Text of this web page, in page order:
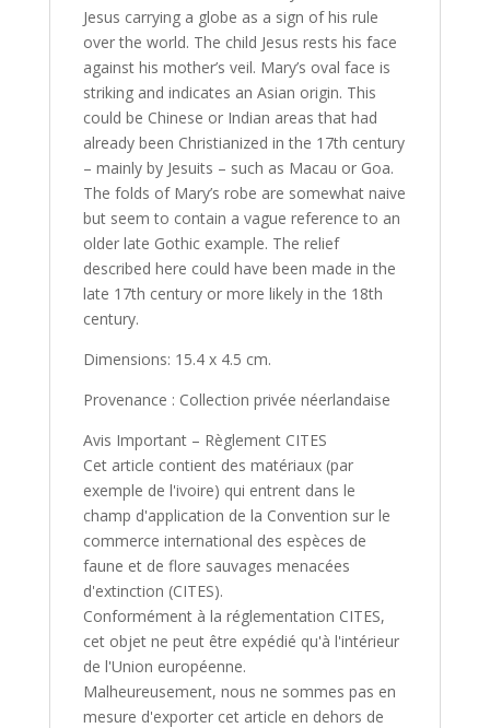
Jesus carrying a globe as a sign of his rule
over the world. The child Jesus rests his face
against his mother’s veil. Mary’s oval face is
striking and indicates an Asian origin. This
could be Chinese or Indian areas that had
already been Christianized in the 17th century
– mainly by Jesuits – such as Macau or Goa.
The folds of Mary’s robe are somewhat naive
but seem to contain a vague reference to an
older late Gothic example. The relief
described here could have been made in the
late 17th century or more likely in the 18th
century.
Dimensions: 15.4 x 4.5 cm.
Provenance : Collection privée néerlandaise
Avis Important – Règlement CITES
Cet article contient des matériaux (par
exemple de l'ivoire) qui entrent dans le
champ d'application de la Convention sur le
commerce international des espèces de
faune et de flore sauvages menacées
d'extinction (CITES).
Conformément à la réglementation CITES,
cet objet ne peut être expédié qu'à l'intérieur
de l'Union européenne.
Malheureusement, nous ne sommes pas en
mesure d'exporter cet article en dehors de